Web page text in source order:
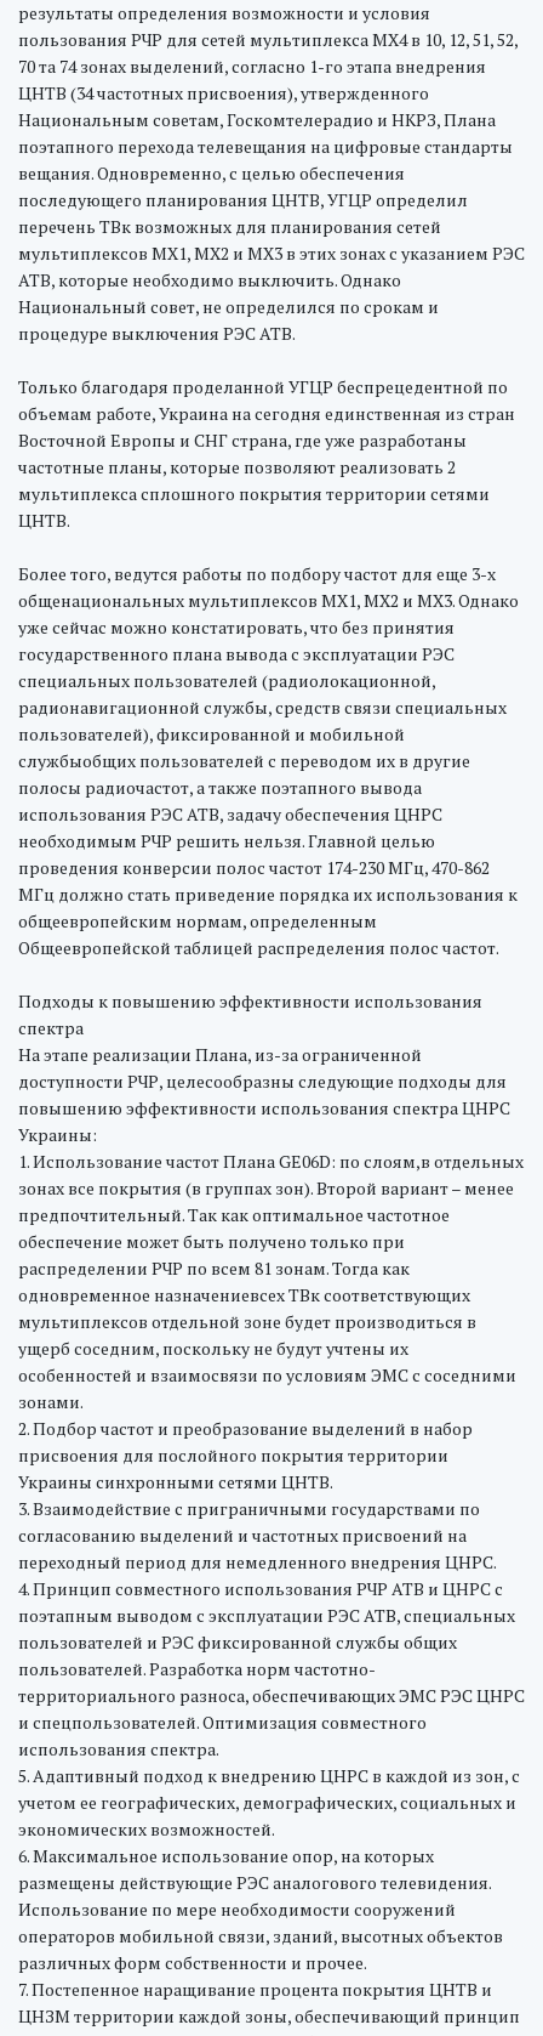
результаты определения возможности и условия
пользования РЧР для сетей мультиплекса МХ4 в 10, 12, 51, 52,
70 та 74 зонах выделений, согласно 1-го этапа внедрения
ЦНТВ (34 частотных присвоения), утвержденного
Национальным советам, Госкомтелерадио и НКРЗ, Плана
поэтапного перехода телевещания на цифровые стандарты
вещания. Одновременно, с целью обеспечения
последующего планирования ЦНТВ, УГЦР определил
перечень ТВк возможных для планирования сетей
мультиплексов МХ1, МХ2 и МХ3 в этих зонах с указанием РЭС
АТВ, которые необходимо выключить. Однако
Национальный совет, не определился по срокам и
процедуре выключения РЭС АТВ.
Только благодаря проделанной УГЦР беспрецедентной по
объемам работе, Украина на сегодня единственная из стран
Восточной Европы и СНГ страна, где уже разработаны
частотные планы, которые позволяют реализовать 2
мультиплекса сплошного покрытия территории сетями
ЦНТВ.
Более того, ведутся работы по подбору частот для еще 3-х
общенациональных мультиплексов МХ1, МХ2 и МХ3. Однако
уже сейчас можно констатировать, что без принятия
государственного плана вывода с эксплуатации РЭС
специальных пользователей (радиолокационной,
радионавигационной службы, средств связи специальных
пользователей), фиксированной и мобильной
службыобщих пользователей с переводом их в другие
полосы радиочастот, а также поэтапного вывода
использования РЭС АТВ, задачу обеспечения ЦНРС
необходимым РЧР решить нельзя. Главной целью
проведения конверсии полос частот 174-230 МГц, 470-862
МГц должно стать приведение порядка их использования к
общеевропейским нормам, определенным
Общеевропейской таблицей распределения полос частот.
Подходы к повышению эффективности использования
спектра
На этапе реализации Плана, из-за ограниченной
доступности РЧР, целесообразны следующие подходы для
повышению эффективности использования спектра ЦНРС
Украины:
1. Использование частот Плана GE06D: по слоям,в отдельных
зонах все покрытия (в группах зон). Второй вариант – менее
предпочтительный. Так как оптимальное частотное
обеспечение может быть получено только при
распределении РЧР по всем 81 зонам. Тогда как
одновременное назначениевсех ТВк соответствующих
мультиплексов отдельной зоне будет производиться в
ущерб соседним, поскольку не будут учтены их
особенностей и взаимосвязи по условиям ЭМС с соседними
зонами.
2. Подбор частот и преобразование выделений в набор
присвоения для послойного покрытия территории
Украины синхронными сетями ЦНТВ.
3. Взаимодействие с приграничными государствами по
согласованию выделений и частотных присвоений на
переходный период для немедленного внедрения ЦНРС.
4. Принцип совместного использования РЧР АТВ и ЦНРС с
поэтапным выводом с эксплуатации РЭС АТВ, специальных
пользователей и РЭС фиксированной службы общих
пользователей. Разработка норм частотно-
территориального разноса, обеспечивающих ЭМС РЭС ЦНРС
и спецпользователей. Оптимизация совместного
использования спектра.
5. Адаптивный подход к внедрению ЦНРС в каждой из зон, с
учетом ее географических, демографических, социальных и
экономических возможностей.
6. Максимальное использование опор, на которых
размещены действующие РЭС аналогового телевидения.
Использование по мере необходимости сооружений
операторов мобильной связи, зданий, высотных объектов
различных форм собственности и прочее.
7. Постепенное наращивание процента покрытия ЦНТВ и
ЦНЗМ территории каждой зоны, обеспечивающий принцип